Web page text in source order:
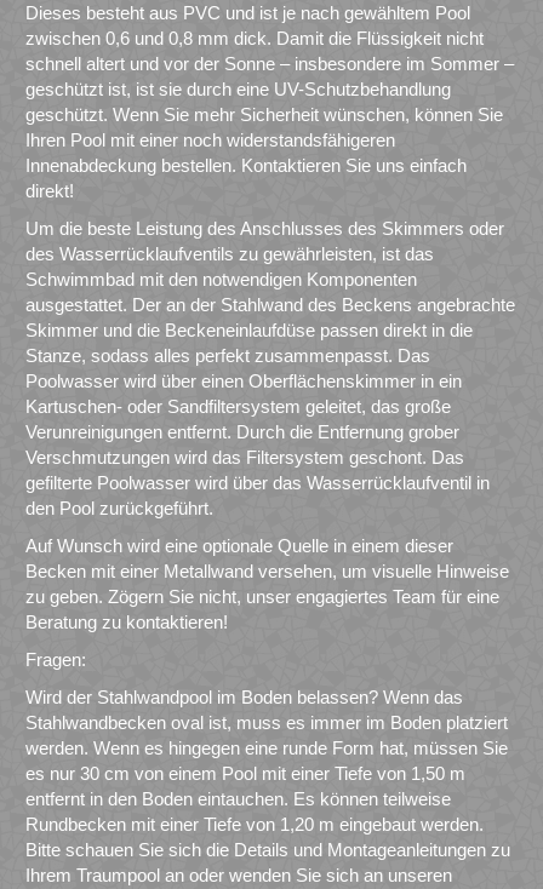
Dieses besteht aus PVC und ist je nach gewähltem Pool
zwischen 0,6 und 0,8 mm dick. Damit die Flüssigkeit nicht
schnell altert und vor der Sonne – insbesondere im Sommer –
geschützt ist, ist sie durch eine UV-Schutzbehandlung
geschützt. Wenn Sie mehr Sicherheit wünschen, können Sie
Ihren Pool mit einer noch widerstandsfähigeren
Innenabdeckung bestellen. Kontaktieren Sie uns einfach
direkt!
Um die beste Leistung des Anschlusses des Skimmers oder
des Wasserrücklaufventils zu gewährleisten, ist das
Schwimmbad mit den notwendigen Komponenten
ausgestattet. Der an der Stahlwand des Beckens angebrachte
Skimmer und die Beckeneinlaufdüse passen direkt in die
Stanze, sodass alles perfekt zusammenpasst. Das
Poolwasser wird über einen Oberflächenskimmer in ein
Kartuschen- oder Sandfiltersystem geleitet, das große
Verunreinigungen entfernt. Durch die Entfernung grober
Verschmutzungen wird das Filtersystem geschont. Das
gefilterte Poolwasser wird über das Wasserrücklaufventil in
den Pool zurückgeführt.
Auf Wunsch wird eine optionale Quelle in einem dieser
Becken mit einer Metallwand versehen, um visuelle Hinweise
zu geben. Zögern Sie nicht, unser engagiertes Team für eine
Beratung zu kontaktieren!
Fragen:
Wird der Stahlwandpool im Boden belassen? Wenn das
Stahlwandbecken oval ist, muss es immer im Boden platziert
werden. Wenn es hingegen eine runde Form hat, müssen Sie
es nur 30 cm von einem Pool mit einer Tiefe von 1,50 m
entfernt in den Boden eintauchen. Es können teilweise
Rundbecken mit einer Tiefe von 1,20 m eingebaut werden.
Bitte schauen Sie sich die Details und Montageanleitungen zu
Ihrem Traumpool an oder wenden Sie sich an unseren